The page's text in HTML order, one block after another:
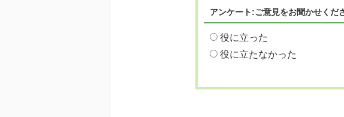
アンケート:ご意見をお聞かせくだ
役に立った
役に立たなかった